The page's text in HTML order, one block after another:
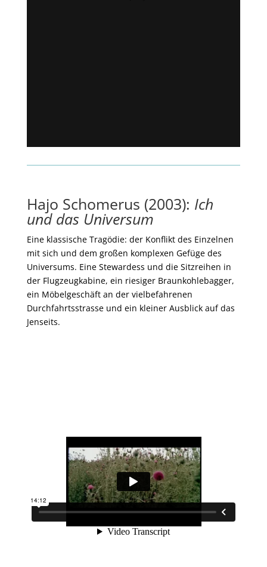
Hajo Schomerus (2003): Ich
und das Universum
Eine klassische Tragödie: der Konflikt des Einzelnen
mit sich und dem großen komplexen Gefüge des
Universums. Eine Stewardess und die Sitzreihen in
der Flugzeugkabine, ein riesiger Braunkohlebagger,
ein Möbelgeschäft an der vielbefahrenen
Durchfahrtsstrasse und ein kleiner Ausblick auf das
Jenseits.